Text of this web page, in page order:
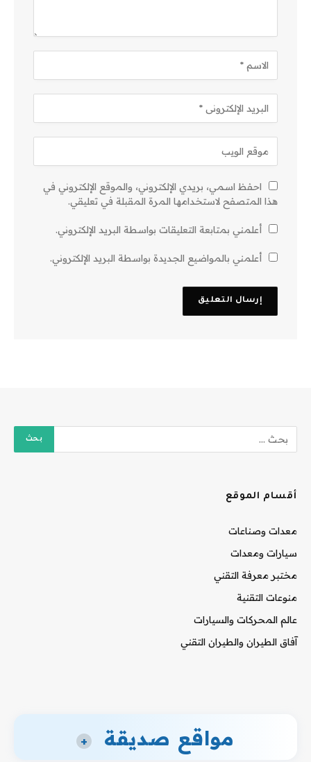
احفظ اسمي، بريدي الإلكتروني، والموقع الإلكتروني في
هذا المتصفح لاستخدامها المرة المقبلة في تعليقي.
أعلمني بمتابعة التعليقات بواسطة البريد الإلكتروني.
أعلمني بالمواضيع الجديدة بواسطة البريد الإلكتروني.
أقسام الموقع
معدات وصناعات
سيارات ومعدات
مختبر معرفة التقني
منوعات التقنية
عالم المحركات والسيارات
آفاق الطيران والطيران التقني
مواقع صديقة +